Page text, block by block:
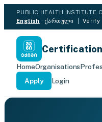
PUBLIC HEALTH INSTITUTE
English ·ქართული
Certification
HomeOrganisations
Apply
Login